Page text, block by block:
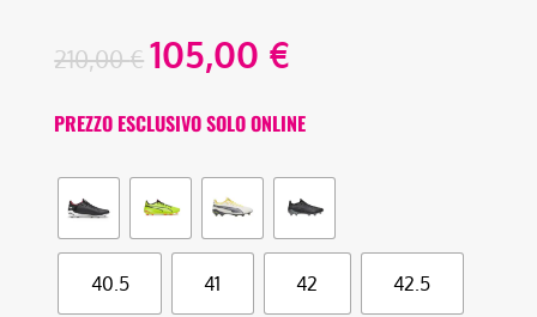
210,00€ 105,00 €
PREZZO ESCLUSIVO SOLO ONLINE
40.5 41 42 42.5